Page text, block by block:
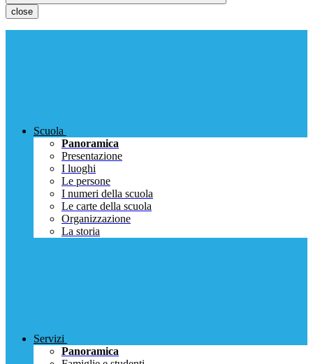
close
Scuola
Panoramica
Presentazione
I luoghi
Le persone
I numeri della scuola
Le carte della scuola
Organizzazione
La storia
Servizi
Panoramica